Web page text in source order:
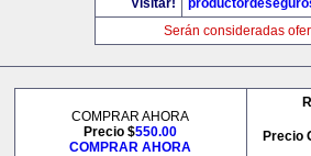
Visitar!
Serán consideradas
COMPRAR AHORA
Precio $550.00
COMPRAR AHORA
Precio